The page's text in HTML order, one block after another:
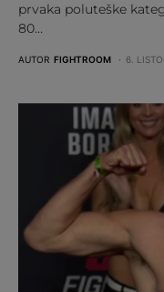
prvaka poluteške
80…
AUTOR FIGHTROOM 6.